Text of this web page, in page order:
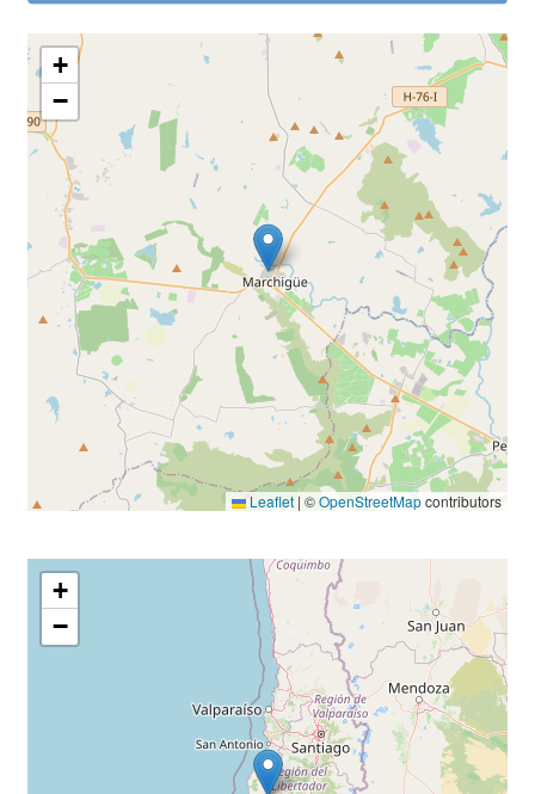
+
−
Leaflet | ©OpenStreetMapcontributors
+
−